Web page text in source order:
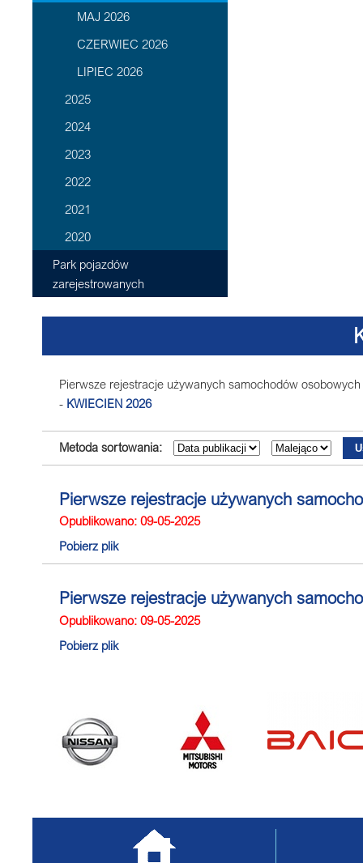
MAJ 2026
CZERWIEC 2026
LIPIEC 2026
2025
2024
2023
2022
2021
2020
Park pojazdów
zarejestrowanych
Pierwsze rejestracje używanych samochodów
- KWIECIEN 2026
Metoda sortowania:
Pierwsze rejestracje używanych
Opublikowano: 09-05-2025
Pobierz plik
Pierwsze rejestracje używanych
Opublikowano: 09-05-2025
Pobierz plik